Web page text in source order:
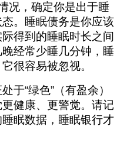
况，确定你是出于睡
。睡眠债务是你应该
得到的睡眠时长之间
经常少睡几分钟，睡
很容易被忽视。
于“绿色”（有盈余）
健康、更警觉。请记
眠数据，睡眠银行才